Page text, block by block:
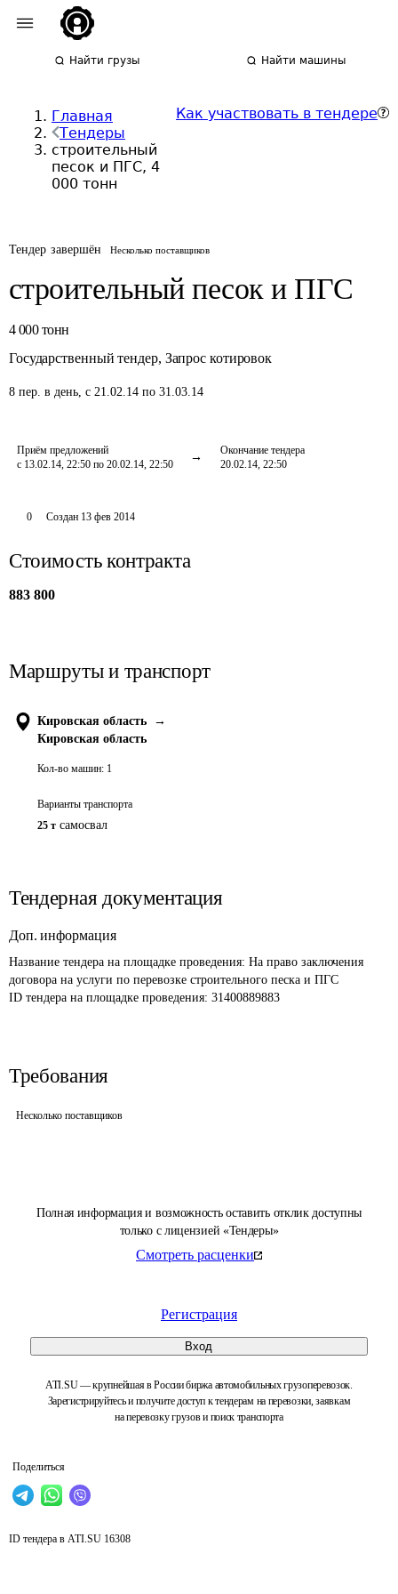
Найти грузы Найти машины
Главная
Тендеры
строительный
песок и ПГС, 4
000 тонн
Как участвовать в тендере
Тендер завершён Несколько поставщиков
строительный песок и ПГС
4 000 тонн
Государственный тендер, Запрос котировок
8 пер. в день, с 21.02.14 по 31.03.14
Приём предложений
с 13.02.14, 22:50 по 20.02.14, 22:50
Окончание тендера
20.02.14, 22:50
Полная информация и возможность оставить отклик доступны
только с лицензией «Тендеры»
Смотреть расценки
Регистрация
Вход
ATI.SU — крупнейшая в России биржа автомобильных грузоперевозок.
Зарегистрируйтесь и получите доступ к тендерам на перевозки, заявкам
на перевозку грузов и поиск транспорта
Поделиться
0 Создан 13 фев 2014
Стоимость контракта
883 800
Маршруты и транспорт
Кировская область
→
Кировская область
Кол-во машин: 1
Варианты транспорта
25 т самосвал
Тендерная документация
Доп. информация
Название тендера на площадке проведения: На право заключения
договора на услуги по перевозке строительного песка и ПГС
ID тендера на площадке проведения: 31400889883
Требования
Несколько поставщиков
ID тендера в ATI.SU 16308